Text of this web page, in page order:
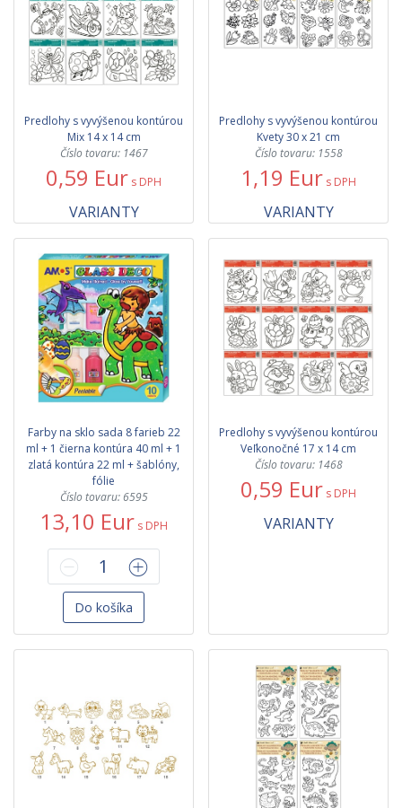
Predlohy s vyvýšenou kontúrou
Mix 14 x 14 cm
Číslo tovaru: 1467
0,59 Eur s DPH
VARIANTY
Predlohy s vyvýšenou kontúrou
Kvety 30 x 21 cm
Číslo tovaru: 1558
1,19 Eur s DPH
VARIANTY
Farby na sklo sada 8 farieb 22
ml + 1 čierna kontúra 40 ml + 1
zlatá kontúra 22 ml + šablóny,
fólie
Číslo tovaru: 6595
13,10 Eur s DPH
Do košíka
Predlohy s vyvýšenou kontúrou
Veľkonočné 17 x 14 cm
Číslo tovaru: 1468
0,59 Eur s DPH
VARIANTY